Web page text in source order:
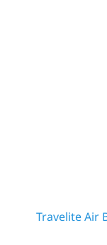
Travelite Air